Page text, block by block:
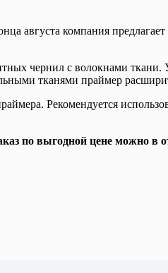
августа компания предлагает
чернил с волокнами ткани.
тканями праймер
Рекомендуется
по выгодной цене можно в